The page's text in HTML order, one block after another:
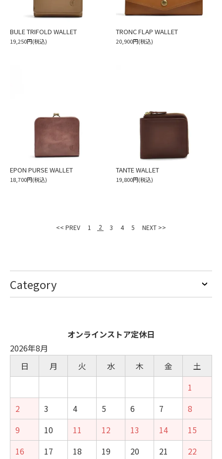
BULE TRIFOLD WALLET
19,250円(税込)
TRONC FLAP WALLET
20,900円(税込)
EPON PURSE WALLET
18,700円(税込)
TANTE WALLET
19,800円(税込)
<< PREV 1 2 3 4 5 NEXT >>
Category
オンラインストア定休日
2026年8月
日
月 火 水 木 金
土
1
2
3 4 5 6 7
8
9
10 11 12 13 14
15
16
17 18 19 20 21
22